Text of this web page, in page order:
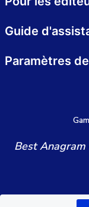
Guide
Paramètres
Best